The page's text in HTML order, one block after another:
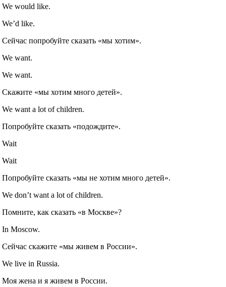
We would like.
We’d like.
Сейчас попробуйте сказать «мы хотим».
We want.
We want.
Скажите «мы хотим много детей».
We want a lot of children.
Попробуйте сказать «подождите».
Wait
Wait
Попробуйте сказать «мы не хотим много детей».
We don’t want a lot of children.
Помните, как сказать «в Москве»?
In Moscow.
Сейчас скажите «мы живем в России».
We live in Russia.
Моя жена и я живем в России.